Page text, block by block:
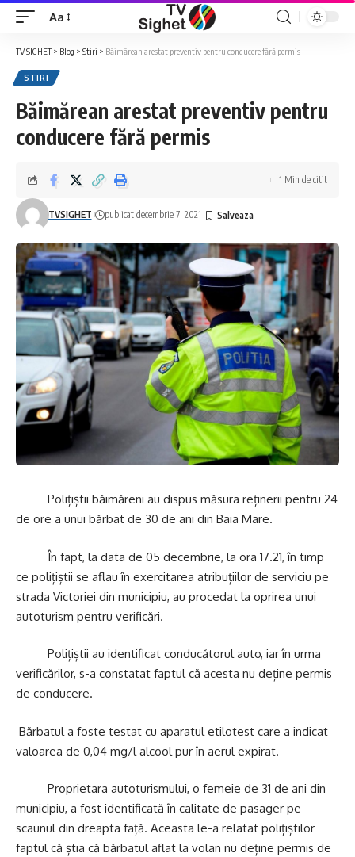
Font
Resizer
Aa
TV SIGHET> Blog > Stiri > Băimărean arestat preventiv pentru conducere fără permis
STIRI
Băimărean arestat preventiv pentru
conducere fără permis
TVSIGHET publicat decembrie 7, 2021
1 Min de citit
Polițiștii băimăreni au dispus măsura reținerii pentru 24
de ore a unui bărbat de 30 de ani din Baia Mare.
În fapt, la data de 05 decembrie, la ora 17.21, în timp
ce polițiștii se aflau în exercitarea atribuțiilor de serviciu pe
strada Victoriei din municipiu, au procedat la oprirea unui
autoturism pentru verificări.
Polițiștii au identificat conducătorul auto, iar în urma
verificărilor, s-a constatat faptul că acesta nu deține permis
de conducere.
Bărbatul a foste testat cu aparatul etilotest care a indicat
valoarea de 0,04 mg/l alcool pur în aerul expirat.
Proprietara autoturismului, o femeie de 31 de ani din
municipiu, a fost identificată în calitate de pasager pe
scaunul din dreapta față. Aceasta le-a relatat polițiștilor
faptul că știa că bărbatul aflat la volan nu deține permis de